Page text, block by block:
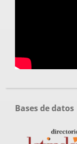
Bases de datos